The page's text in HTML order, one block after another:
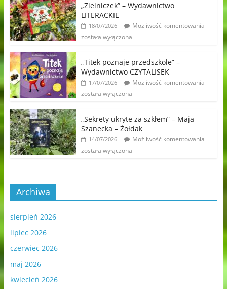
„Zielniczek” – Wydawnictwo
LITERACKIE
18/07/2026
Możliwość komentowania
została wyłączona
„Titek poznaje przedszkole” –
Wydawnictwo CZYTALISEK
17/07/2026
Możliwość komentowania
została wyłączona
„Sekrety ukryte za szkłem” – Maja
Szanecka – Żołdak
14/07/2026
Możliwość komentowania
została wyłączona
Archiwa
sierpień 2026
lipiec 2026
czerwiec 2026
maj 2026
kwiecień 2026